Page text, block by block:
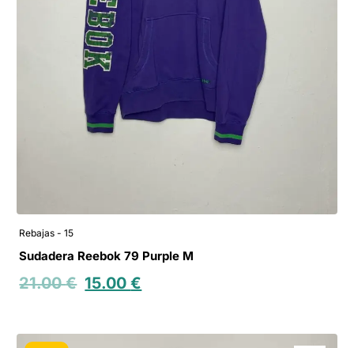
Rebajas - 15
Sudadera Reebok 79 Purple M
21.00€ 15.00€